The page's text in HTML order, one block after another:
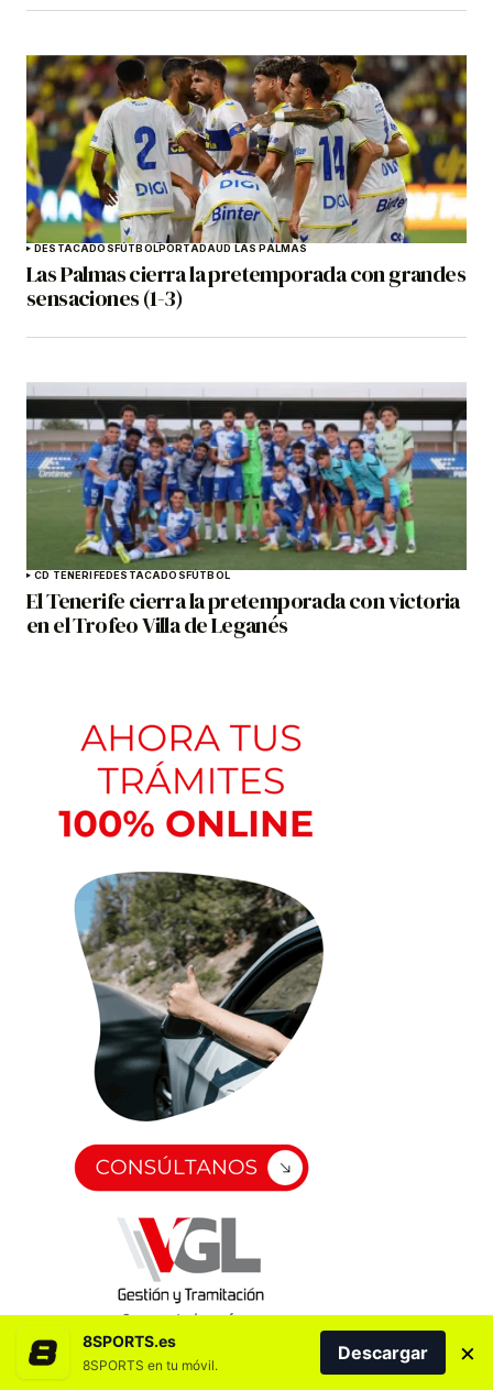
DESTACADOSFÚTBOLPORTADAUD LAS PALMAS
Las Palmas cierra la pretemporada con grandes
sensaciones (1-3)
CD TENERIFEDESTACADOSFÚTBOL
El Tenerife cierra la pretemporada con victoria
en el Trofeo Villa de Leganés
8SPORTS.es
8SPORTS en tu móvil.
Descargar ×